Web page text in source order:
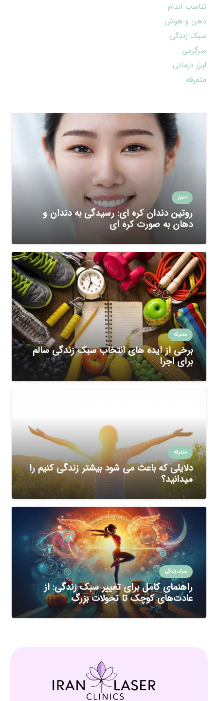
تناسب اندام
ذهن و هوش
سبک زندگی
سرگرمی
لیزر درمانی
متفرقه
اخبار
روتین دندان کره ای: رسیدگی به دندان و
دهان به صورت کره ای
متفرقه
برخی از ایده های انتخاب سبک زندگی سالم
برای اجرا
متفرقه
دلایلی که باعث می شود بیشتر زندگی کنیم را
میدانید؟
سبک زندگی
راهنمای کامل برای تغییر سبک زندگی: از
عادت‌های کوچک تا تحولات بزرگ